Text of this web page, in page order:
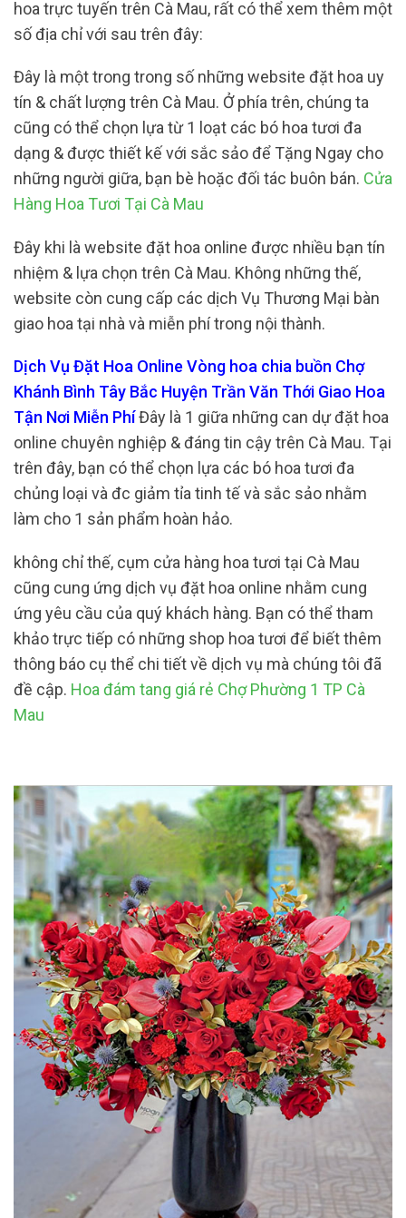
hoa trực tuyến trên Cà Mau, rất có thể xem thêm một
số địa chỉ với sau trên đây:
Đây là một trong trong số những website đặt hoa uy
tín & chất lượng trên Cà Mau. Ở phía trên, chúng ta
cũng có thể chọn lựa từ 1 loạt các bó hoa tươi đa
dạng & được thiết kế với sắc sảo để Tặng Ngay cho
những người giữa, bạn bè hoặc đối tác buôn bán. Cửa
Hàng Hoa Tươi Tại Cà Mau
Đây khi là website đặt hoa online được nhiều bạn tín
nhiệm & lựa chọn trên Cà Mau. Không những thế,
website còn cung cấp các dịch Vụ Thương Mại bàn
giao hoa tại nhà và miễn phí trong nội thành.
Dịch Vụ Đặt Hoa Online Vòng hoa chia buồn Chợ
Khánh Bình Tây Bắc Huyện Trần Văn Thới Giao Hoa
Tận Nơi Miễn PhíĐây là 1 giữa những can dự đặt hoa
online chuyên nghiệp & đáng tin cậy trên Cà Mau. Tại
trên đây, bạn có thể chọn lựa các bó hoa tươi đa
chủng loại và đc giảm tỉa tinh tế và sắc sảo nhằm
làm cho 1 sản phẩm hoàn hảo.
không chỉ thế, cụm cửa hàng hoa tươi tại Cà Mau
cũng cung ứng dịch vụ đặt hoa online nhằm cung
ứng yêu cầu của quý khách hàng. Bạn có thể tham
khảo trực tiếp có những shop hoa tươi để biết thêm
thông báo cụ thể chi tiết về dịch vụ mà chúng tôi đã
đề cập. Hoa đám tang giá rẻ Chợ Phường 1 TP Cà
Mau